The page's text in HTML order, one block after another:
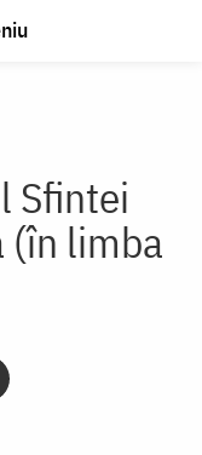
Sfintei
(în limba